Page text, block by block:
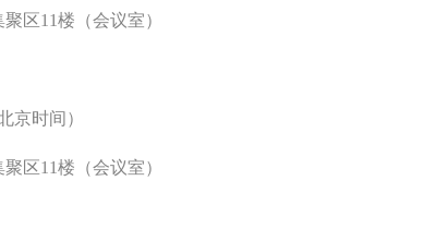
区11楼（会议室）
京时间）
区11楼（会议室）